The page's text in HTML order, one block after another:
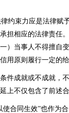
约束力应是法律赋
担相应的法律责任
）当事人不得擅自
用原则履行一定的
件成就或不成就，
上不仅包含了前述
合同生效”也作为